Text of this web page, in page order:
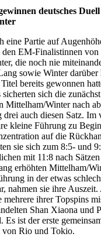
deutsches
eine Partie auf
den EM-Finalistinnen
die noch nie
sowie Winter darüber
bereits gewonnen
sich die
Mittelham/Winter nach
auch diesen Satz. Im
kleine Führung zu
auf die
sie sich zum 8:5- und
mit 11:8 nach
erhöhten Mittelham/
in der etwas
nahmen sie ihre
mehrere ihrer Topspins
Shan Xiaona und
Es ist der erste
Rio und Tokio.